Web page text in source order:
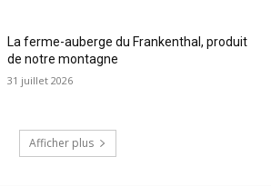
La ferme-auberge du Frankenthal, produit
de notre montagne
31 juillet 2026
Afficher plus